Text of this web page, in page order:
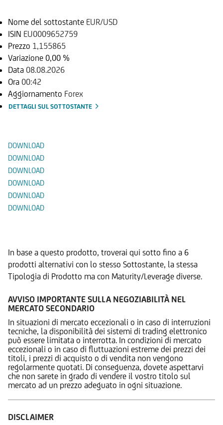
Nome del sottostante EUR/USD
ISIN EU0009652759
Prezzo 1,155865
Variazione 0,00 %
Data 08.08.2026
Ora 00:42
Aggiornamento Forex
DETTAGLI SUL SOTTOSTANTE
DOWNLOAD
DOWNLOAD
DOWNLOAD
DOWNLOAD
DOWNLOAD
DOWNLOAD
In base a questo prodotto, troverai qui sotto fino a 6
prodotti alternativi con lo stesso Sottostante, la stessa
Tipologia di Prodotto ma con Maturity/Leverage diverse.
AVVISO IMPORTANTE SULLA NEGOZIABILITÀ NEL
MERCATO SECONDARIO
In situazioni di mercato eccezionali o in caso di interruzioni
tecniche, la disponibilità dei sistemi di trading elettronico
può essere limitata o interrotta. In condizioni di mercato
eccezionali o in caso di fluttuazioni estreme dei prezzi dei
titoli, i prezzi di acquisto o di vendita non vengono
regolarmente quotati. Di conseguenza, dovete aspettarvi
che non sarete in grado di vendere il vostro titolo sul
mercato ad un prezzo adeguato in ogni situazione.
DISCLAIMER